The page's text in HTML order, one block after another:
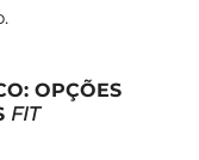
OPÇÕES
FIT